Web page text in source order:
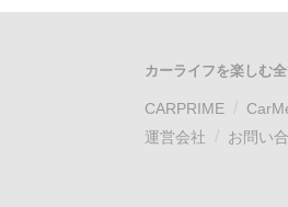
カーライフを楽しむ
CARPRIME
運営会社
お問い